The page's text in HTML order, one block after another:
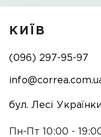
КИЇВ
(096) 297-95-97
бул. Лесі
Пн-Пт 10:00 -